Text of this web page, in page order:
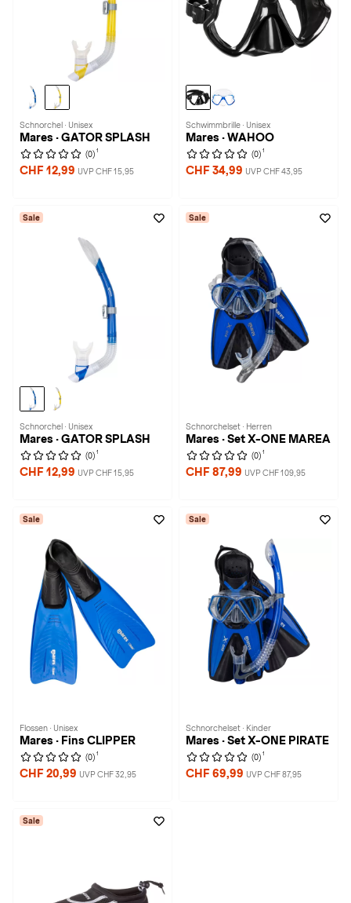
Schnorchel · Unisex
Mares · GATOR SPLASH
(0) 1
CHF 12,99 UVP CHF 15,95
Schwimmbrille · Unisex
Mares · WAHOO
(0) 1
CHF 34,99 UVP CHF 43,95
Sale
Schnorchel · Unisex
Mares · GATOR SPLASH
(0) 1
CHF 12,99 UVP CHF 15,95
Sale
Schnorchelset · Herren
Mares · Set X-ONE MAREA
(0) 1
CHF 87,99 UVP CHF 109,95
Sale
Flossen · Unisex
Mares · Fins CLIPPER
(0) 1
CHF 20,99 UVP CHF 32,95
Sale
Schnorchelset · Kinder
Mares · Set X-ONE PIRATE
(0) 1
CHF 69,99 UVP CHF 87,95
Sale